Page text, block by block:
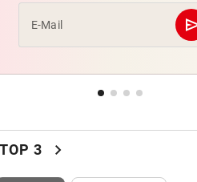
DAS SAGEN DIE LESER vor
Kinderverbot in Studio: Viel
für Betreiberin
E-Mail
TOP 3 chevron_right